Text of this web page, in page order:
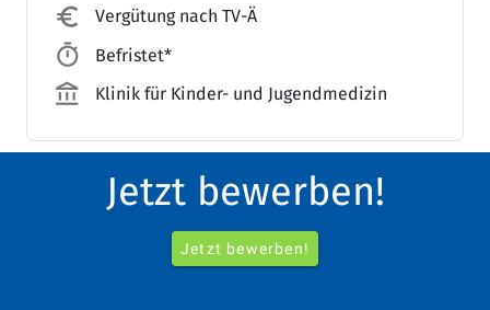
euro_symbol Vergütung nach TV-Ä
timer Befristet*
account_balance_outlined
Klinik für Kinder- und Jugendmedizin
Darauf können Sie zählen:
home_work_outlined
zukunftssicherer Arbeitsplatz
Jetzt bewerben!
Jetzt bewerben!